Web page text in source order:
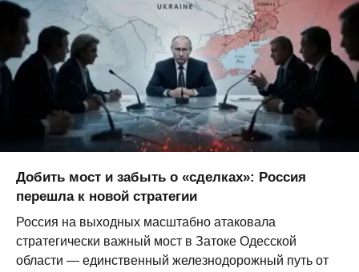
Добить мост и забыть о «сделках»: Россия
перешла к новой стратегии
Россия на выходных масштабно атаковала
стратегически важный мост в Затоке Одесской
области — единственный железнодорожный путь от